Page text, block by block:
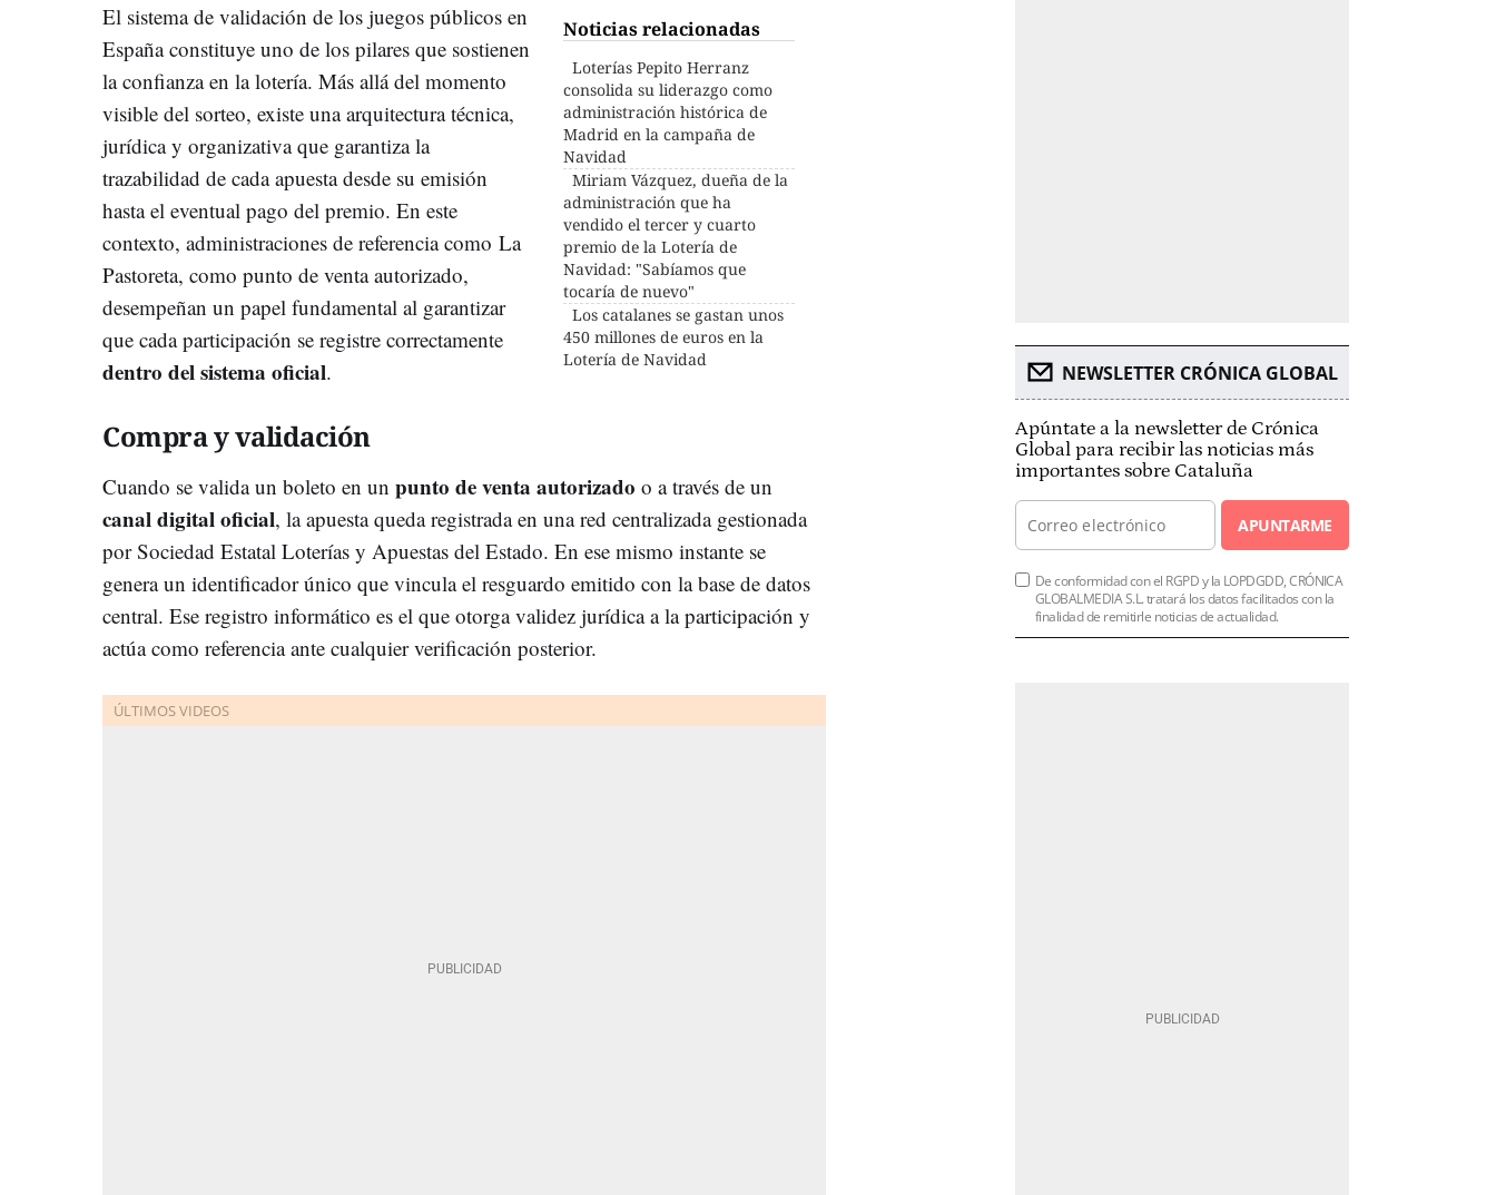
Noticias relacionadas
Loterías Pepito Herranz
consolida su liderazgo como
administración histórica de
Madrid en la campaña de
Navidad
Miriam Vázquez, dueña de la
administración que ha
vendido el tercer y cuarto
premio de la Lotería de
Navidad: "Sabíamos que
tocaría de nuevo"
Los catalanes se gastan unos
450 millones de euros en la
Lotería de Navidad
El sistema de validación de los juegos públicos en
España constituye uno de los pilares que sostienen
la confianza en la lotería. Más allá del momento
visible del sorteo, existe una arquitectura técnica,
jurídica y organizativa que garantiza la
trazabilidad de cada apuesta desde su emisión
hasta el eventual pago del premio. En este
contexto, administraciones de referencia como La
Pastoreta, como punto de venta autorizado,
desempeñan un papel fundamental al garantizar
que cada participación se registre correctamente
dentro del sistema oficial.
Compra y validación
Cuando se valida un boleto en un punto de venta autorizado o a través de un
canal digital oficial, la apuesta queda registrada en una red centralizada gestionada
por Sociedad Estatal Loterías y Apuestas del Estado. En ese mismo instante se
genera un identificador único que vincula el resguardo emitido con la base de datos
central. Ese registro informático es el que otorga validez jurídica a la participación y
actúa como referencia ante cualquier verificación posterior.
NEWSLETTER CRÓNICA GLOBAL
Apúntate a la newsletter de Crónica
Global para recibir las noticias más
importantes sobre Cataluña
APUNTARME
De conformidad con el RGPD y la LOPDGDD, CRÓNICA
GLOBALMEDIA S.L. tratará los datos facilitados con la
finalidad de remitirle noticias de actualidad.